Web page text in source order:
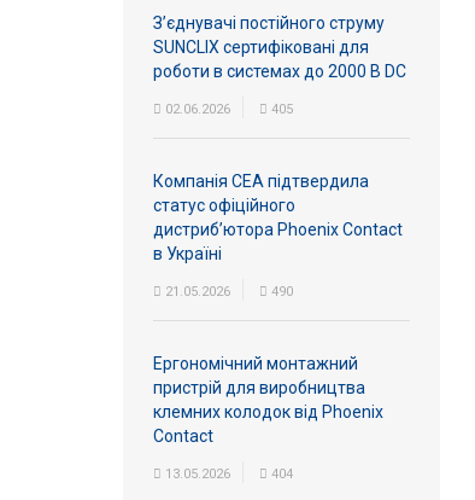
З’єднувачі постійного струму
SUNCLIX сертифіковані для
роботи в системах до 2000 В DC
02.06.2026 405
Компанія СЕА підтвердила
статус офіційного
дистриб’ютора Phoenix Contact
в Україні
21.05.2026 490
Ергономічний монтажний
пристрій для виробництва
клемних колодок від Phoenix
Contact
13.05.2026 404